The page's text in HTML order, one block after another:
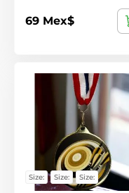
69 Mex$
Size: Size: Size: